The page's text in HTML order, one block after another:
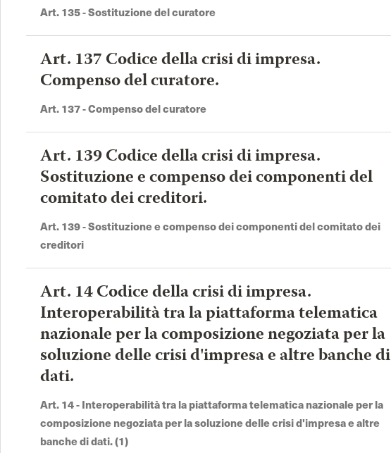
Art. 135 - Sostituzione del curatore
Art. 137 Codice della crisi di impresa.
Compenso del curatore.
Art. 137 - Compenso del curatore
Art. 139 Codice della crisi di impresa.
Sostituzione e compenso dei componenti del
comitato dei creditori.
Art. 139 - Sostituzione e compenso dei componenti del comitato dei
creditori
Art. 14 Codice della crisi di impresa.
Interoperabilità tra la piattaforma telematica
nazionale per la composizione negoziata per la
soluzione delle crisi d'impresa e altre banche di
dati.
Art. 14 - Interoperabilità tra la piattaforma telematica nazionale per la
composizione negoziata per la soluzione delle crisi d'impresa e altre
banche di dati. (1)